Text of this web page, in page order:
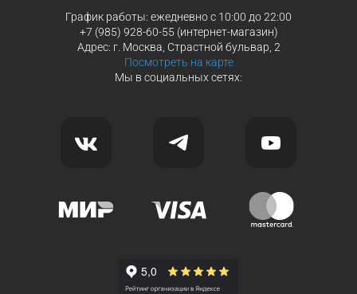
График работы: ежедневно с 10:00 до 22:00
+7 (985) 928-60-55 (интернет-магазин)
Адрес: г. Москва, Страстной бульвар, 2
Посмотреть на карте
Мы в социальных сетях: